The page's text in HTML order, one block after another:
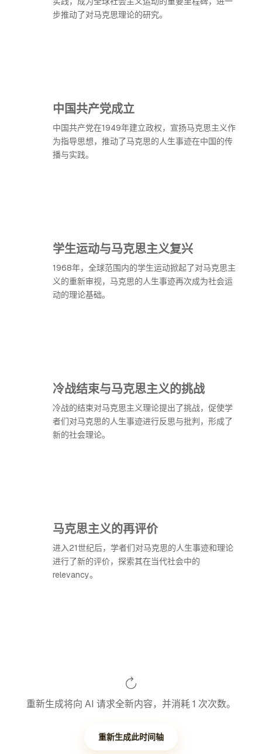
步推动了对马克思理论的研究。
中国共产党成立
中国共产党在1949年建立政权，宣扬马克思主义作
为指导思想，推动了马克思的人生事迹在中国的传
播与实践。
学生运动与马克思主义复兴
1968年，全球范围内的学生运动掀起了对马克思主
义的重新审视，马克思的人生事迹再次成为社会运
动的理论基础。
冷战结束与马克思主义的挑战
冷战的结束对马克思主义理论提出了挑战，促使学
者们对马克思的人生事迹进行反思与批判，形成了
新的社会理论。
马克思主义的再评价
进入21世纪后，学者们对马克思的人生事迹和理论
进行了新的评价，探索其在当代社会中的
relevancy。
重新生成将向 AI 请求全新内容，并消耗 1 次次数。
重新生成此时间轴